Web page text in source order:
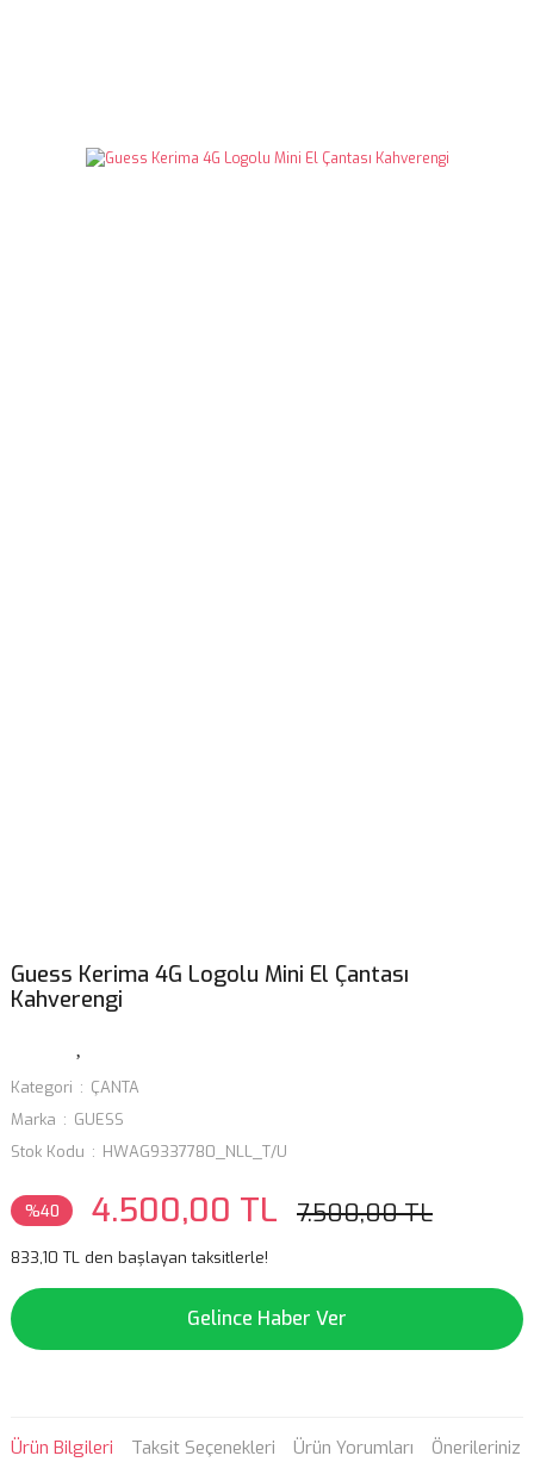
Guess Kerima 4G Logolu Mini El Çantası
Kahverengi
Kategori
ÇANTA
Marka
GUESS
Stok Kodu
HWAG9337780_NLL_T/U
%40 4.500,00 TL 7.500,00 TL
833,10 TL den başlayan taksitlerle!
Gelince Haber Ver
Ürün Bilgileri Taksit Seçenekleri Ürün Yorumları Önerileriniz